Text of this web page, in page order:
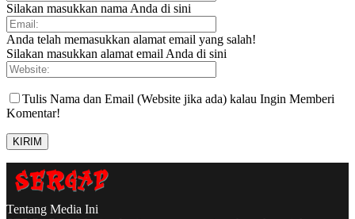
Silakan masukkan nama Anda di sini
Anda telah memasukkan alamat email yang salah!
Silakan masukkan alamat email Anda di sini
Tulis Nama dan Email (Website jika ada) kalau Ingin Memberi
Komentar!
Tentang Media Ini